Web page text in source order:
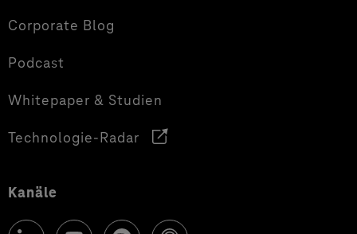
Corporate Blog
Podcast
Whitepaper & Studien
Technologie-Radar
Kanäle